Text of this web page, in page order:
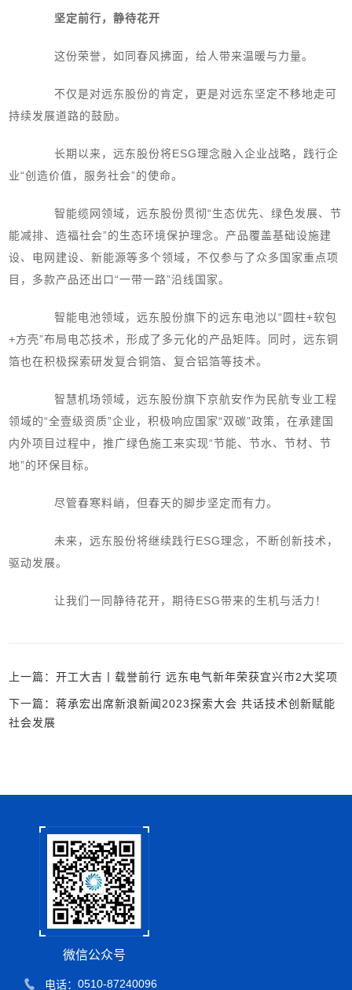
坚定前行，静待花开
这份荣誉，如同春风拂面，给人带来温暖与力量。
不仅是对远东股份的肯定，更是对远东坚定不移地走可
持续发展道路的鼓励。
长期以来，远东股份将ESG理念融入企业战略，践行企
业“创造价值，服务社会”的使命。
智能缆网领域，远东股份贯彻“生态优先、绿色发展、节
能减排、造福社会”的生态环境保护理念。产品覆盖基础设施建
设、电网建设、新能源等多个领域，不仅参与了众多国家重点项
目，多款产品还出口“一带一路”沿线国家。
智能电池领域，远东股份旗下的远东电池以“圆柱+软包
+方壳”布局电芯技术，形成了多元化的产品矩阵。同时，远东铜
箔也在积极探索研发复合铜箔、复合铝箔等技术。
智慧机场领域，远东股份旗下京航安作为民航专业工程
领域的“全壹级资质”企业，积极响应国家“双碳”政策，在承建国
内外项目过程中，推广绿色施工来实现“节能、节水、节材、节
地”的环保目标。
尽管春寒料峭，但春天的脚步坚定而有力。
未来，远东股份将继续践行ESG理念，不断创新技术，
驱动发展。
让我们一同静待花开，期待ESG带来的生机与活力！
上一篇：开工大吉丨载誉前行 远东电气新年荣获宜兴市2大奖项
下一篇：蒋承宏出席新浪新闻2023探索大会 共话技术创新赋能
社会发展
微信公众号
电话： 0510-87240096